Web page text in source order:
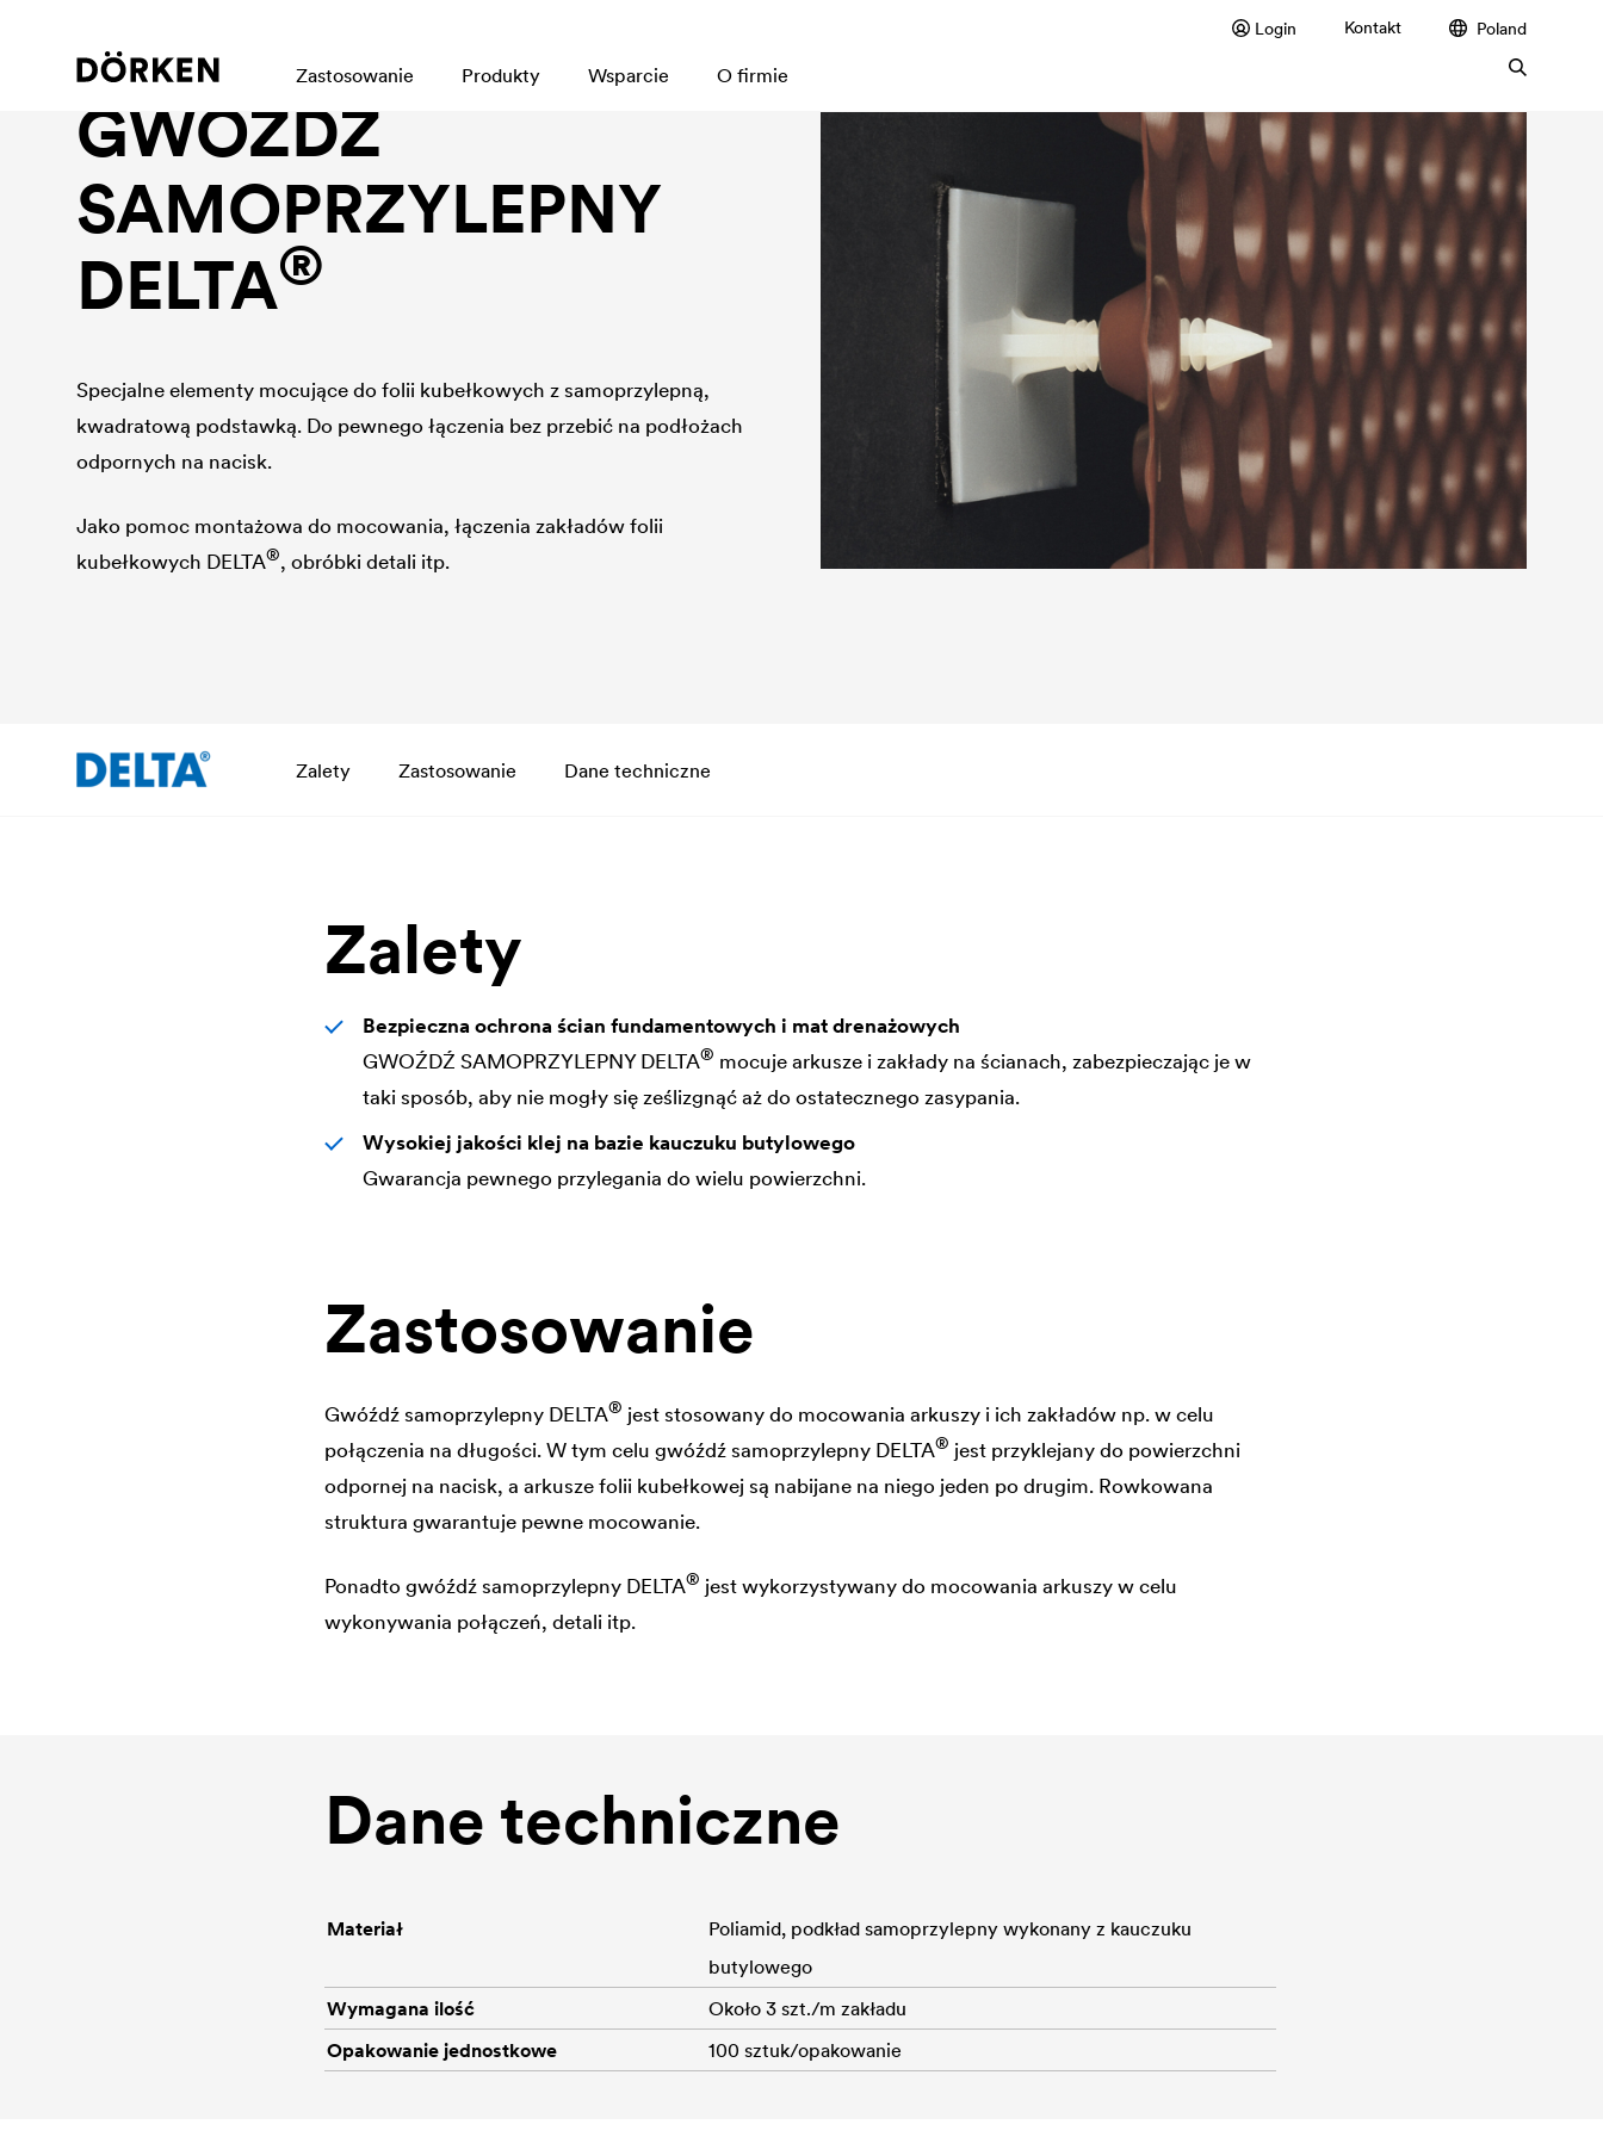
Login Kontakt Poland
Zastosowanie Produkty Wsparcie O firmie
Akcesoria do ochrony ścian fundamentowych
GWÓŹDŹ
SAMOPRZYLEPNY
DELTA®
Specjalne elementy mocujące do folii kubełkowych z samoprzylepną,
kwadratową podstawką. Do pewnego łączenia bez przebić na podłożach
odpornych na nacisk.
Jako pomoc montażowa do mocowania, łączenia zakładów folii
kubełkowych DELTA®, obróbki detali itp.
Zalety Zastosowanie Dane techniczne
Zalety
Bezpieczna ochrona ścian fundamentowych i mat drenażowych
GWOŹDŹ SAMOPRZYLEPNYDELTA® mocuje arkusze i zakłady na ścianach, zabezpieczając je w
taki sposób, aby nie mogły się ześlizgnąć aż do ostatecznego zasypania.
Wysokiej jakości klej na bazie kauczuku butylowego
Gwarancja pewnego przylegania do wielu powierzchni.
Zastosowanie
Gwóźdź samoprzylepny DELTA® jest stosowany do mocowania arkuszy i ich zakładów np. w celu
połączenia na długości. W tym celu gwóźdź samoprzylepny DELTA® jest przyklejany do powierzchni
odpornej na nacisk, a arkusze folii kubełkowej są nabijane na niego jeden po drugim. Rowkowana
struktura gwarantuje pewne mocowanie.
Ponadto gwóźdź samoprzylepny DELTA® jest wykorzystywany do mocowania arkuszy w celu
wykonywania połączeń, detali itp.
Dane techniczne
Materiał
Poliamid, podkład samoprzylepny wykonany z kauczuku
butylowego
Wymagana ilość
Około 3 szt./m zakładu
Opakowanie jednostkowe
100 sztuk/opakowanie